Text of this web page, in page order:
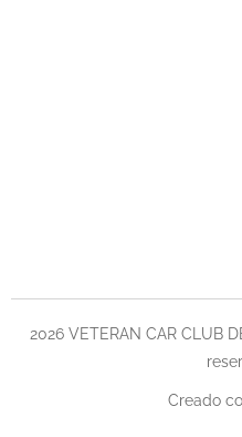
2026 VETERAN CAR CLUB
Creado